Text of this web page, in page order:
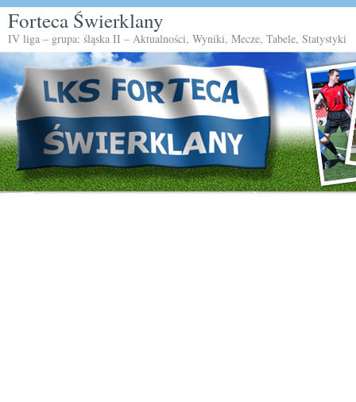
Forteca Świerklany
IV liga – grupa: śląska II – Aktualności, Wyniki, Mecze, Tabele, Statystyki